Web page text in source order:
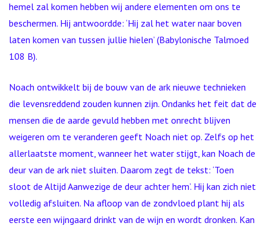
hemel zal komen hebben wij andere elementen om ons te
beschermen. Hij antwoordde: ‘Hij zal het water naar boven
laten komen van tussen jullie hielen’ (Babylonische Talmoed
108 B).
Noach ontwikkelt bij de bouw van de ark nieuwe technieken
die levensreddend zouden kunnen zijn. Ondanks het feit dat de
mensen die de aarde gevuld hebben met onrecht blijven
weigeren om te veranderen geeft Noach niet op. Zelfs op het
allerlaatste moment, wanneer het water stijgt, kan Noach de
deur van de ark niet sluiten. Daarom zegt de tekst: ‘Toen
sloot de Altijd Aanwezige de deur achter hem’. Hij kan zich niet
volledig afsluiten. Na afloop van de zondvloed plant hij als
eerste een wijngaard drinkt van de wijn en wordt dronken. Kan